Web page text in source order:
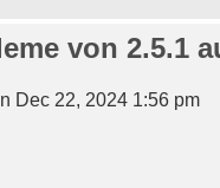
+
in
'int2vector',
"
von 2.5.1
Dec 22, 2024 1:56 pm